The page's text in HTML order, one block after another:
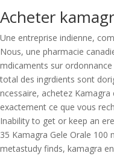
Acheter
Une entreprise indienne,
Nous, une pharmacie
mdicaments sur
total des ingrdients sont
ncessaire, achetez
exactement ce que vous
Inability to get or keep an
35 Kamagra Gele Orale 100
metastudy finds, kamagra